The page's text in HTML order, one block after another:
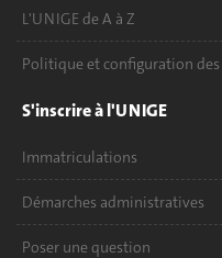
L'UNIGE de A à Z
Politique et configuration des
S'inscrire à l'UNIGE
Immatriculations
Démarches administratives
Poser une question